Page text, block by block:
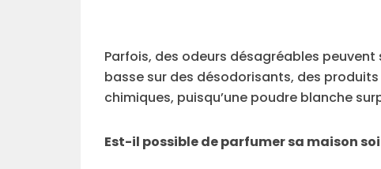
Parfois, des odeurs désagréables
basse sur des désodorisants, des
chimiques, puisqu’une poudre blanche
Est-il possible de parfumer sa maison